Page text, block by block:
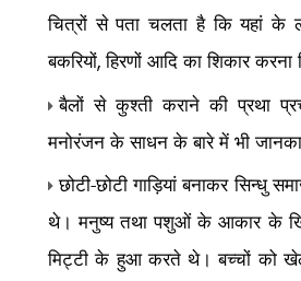
चित्रों से पता चलता है कि यहां के
बकरियों,हिरणों आदि का शिकार करना
बैलों से कुश्ती कराने की प्रथा
मनोरंजन के साधन के बारे में भी
छोटी-छोटी गाड़ियां बनाकर सिन्धु
थे। मनुष्य तथा पशुओं के आकार के
मिट्टी के हुआ करते थे। बच्चों को